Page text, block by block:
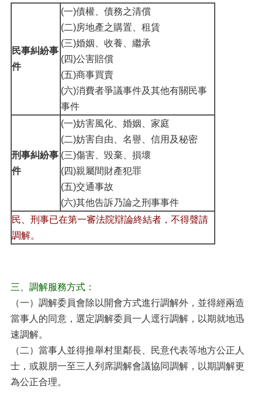
民事糾紛事
件
(一)債權、債務之清償
(二)房地產之購置、租賃
(三)婚姻、收養、繼承
(四)公害賠償
(五)商事買賣
(六)消費者爭議事件及其他有關民事
事件
刑事糾紛事
件
(一)妨害風化、婚姻、家庭
(二)妨害自由、名譽、信用及秘密
(三)傷害、毀棄、損壞
(四)親屬間財產犯罪
(五)交通事故
(六)其他告訴乃論之刑事事件
民、刑事已在第一審法院辯論終結者，不得聲請
調解。
三、調解服務方式：
（一）調解委員會除以開會方式進行調解外，並得經兩造
當事人的同意，選定調解委員一人逕行調解，以期就地迅
速調解。
（二）當事人並得推舉村里鄰長、民意代表等地方公正人
士，或親朋一至三人列席調解會議協同調解，以期調解更
為公正合理。